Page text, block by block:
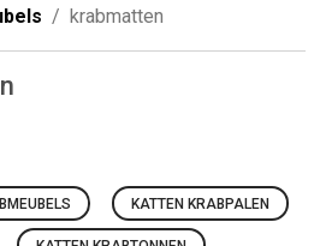
krabmatten
KATTEN KRABPALEN